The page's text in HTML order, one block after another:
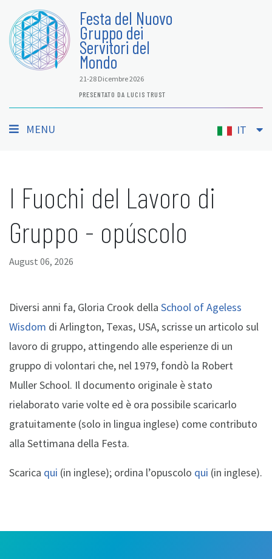
Festa del Nuovo
Gruppo dei
Servitori del
Mondo
21-28 Dicembre 2026
PRESENTATO DA LUCIS TRUST
MENU IT
I Fuochi del Lavoro di
Gruppo - opúscolo
August 06, 2026
Diversi anni fa, Gloria Crook della School of Ageless
Wisdom di Arlington, Texas, USA, scrisse un articolo sul
lavoro di gruppo, attingendo alle esperienze di un
gruppo di volontari che, nel 1979, fondò la Robert
Muller School. Il documento originale è stato
rielaborato varie volte ed è ora possibile scaricarlo
gratuitamente (solo in lingua inglese) come contributo
alla Settimana della Festa.
Scarica qui (in inglese); ordina l’opuscolo qui (in inglese).